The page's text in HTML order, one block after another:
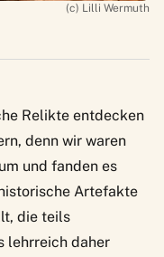
(c) Lilli Wermuth
Relikte entdecken
denn wir waren
und fanden es
Artefakte
die teils
lehrreich daher